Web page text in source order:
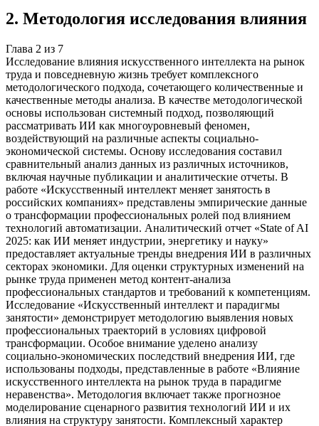
2. Методология исследования влияния
Глава 2 из 7
Исследование влияния искусственного интеллекта на рынок
труда и повседневную жизнь требует комплексного
методологического подхода, сочетающего количественные и
качественные методы анализа. В качестве методологической
основы использован системный подход, позволяющий
рассматривать ИИ как многоуровневый феномен,
воздействующий на различные аспекты социально-
экономической системы. Основу исследования составил
сравнительный анализ данных из различных источников,
включая научные публикации и аналитические отчеты. В
работе «Искусственный интеллект меняет занятость в
российских компаниях» представлены эмпирические данные
о трансформации профессиональных ролей под влиянием
технологий автоматизации. Аналитический отчет «State of AI
2025: как ИИ меняет индустрии, энергетику и науку»
предоставляет актуальные тренды внедрения ИИ в различных
секторах экономики. Для оценки структурных изменений на
рынке труда применен метод контент-анализа
профессиональных стандартов и требований к компетенциям.
Исследование «Искусственный интеллект и парадигмы
занятости» демонстрирует методологию выявления новых
профессиональных траекторий в условиях цифровой
трансформации. Особое внимание уделено анализу
социально-экономических последствий внедрения ИИ, где
использованы подходы, представленные в работе «Влияние
искусственного интеллекта на рынок труда в парадигме
неравенства». Методология включает также прогнозное
моделирование сценарного развития технологий ИИ и их
влияния на структуру занятости. Комплексный характер